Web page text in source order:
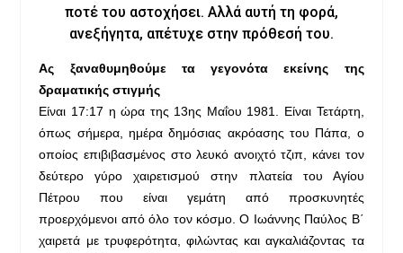
ποτέ του αστοχήσει. Αλλά αυτή τη φορά,
ανεξήγητα, απέτυχε στην πρόθεσή του.
Ας ξαναθυμηθούμε τα γεγονότα εκείνης της
δραματικής στιγμής
Είναι 17:17 η ώρα της 13ης Μαΐου 1981. Είναι Τετάρτη,
όπως σήμερα, ημέρα δημόσιας ακρόασης του Πάπα, ο
οποίος επιβιβασμένος στο λευκό ανοιχτό τζιπ, κάνει τον
δεύτερο γύρο χαιρετισμού στην πλατεία του Αγίου
Πέτρου που είναι γεμάτη από προσκυνητές
προερχόμενοι από όλο τον κόσμο. Ο Ιωάννης Παύλος Β΄
χαιρετά με τρυφερότητα, φιλώντας και αγκαλιάζοντας τα